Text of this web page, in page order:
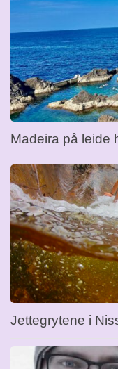
Madeira på leide
Jettegrytene i